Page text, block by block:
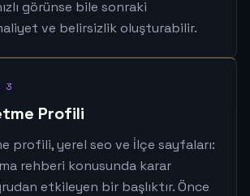
görünse bile sonraki
ve belirsizlik oluşturabilir.
3
Profili
profili, yerel seo ve i̇lçe sayfaları:
rehberi konusunda karar
etkileyen bir başlıktır. Önce